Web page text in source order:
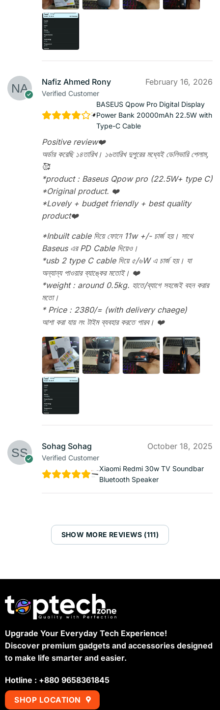
Nafiz Ahmed Rony
Verified Customer
February 16, 2026
BASEUS Qpow Pro Digital Display
Power Bank 20000mAh 22.5W with
Type-C Cable
Positive review❤️
অর্ডার করেছি ১৪তারিখ। ১৬তারিখ দুপুরের মধ্যেই ডেলিভারি পেলাম,
🥰
*product : Baseus Qpow pro (22.5W+ type C)
*Original product. ❤️
*Lovely + budget friendly + best quality
product❤️
*Inbuilt cable দিয়ে ফোনে 11w +/- চার্জ হয়। সাথে
Baseus এর PD Cable দিয়েও।
*usb 2 type C cable দিয়ে ৫/৬W এ চার্জ হয়। যা
অন্যান্য পাওয়ার ব্যাঙ্কের মতোই। ❤️
*weight : around 0.5kg. হাতে/ব্যাগে সহজেই বহন করার
মতো।
* Price : 2380/= (with delivery chaege)
আশা করা যায় লং টাইম ব্যবহার করতে পারব। ❤️
Sohag Sohag
Verified Customer
October 18, 2025
Xiaomi Redmi 30w TV Soundbar
Bluetooth Speaker
SHOW MORE REVIEWS (111)
Upgrade Your Everyday Tech Experience!
Discover premium gadgets and accessories designed
to make life smarter and easier.
Hotline : +880 9658361845
SHOP LOCATION